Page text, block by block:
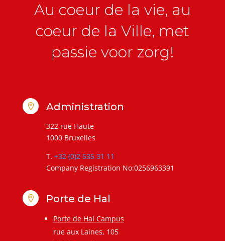
Au coeur de la vie, au
coeur de la Ville, met
passie voor zorg!
 Administration
322 rue Haute
1000 Bruxelles
T. +32 (0)2 535 31 11
Company Registration No:0256963391
 Porte de Hal
Porte de Hal Campus
rue aux Laines, 105